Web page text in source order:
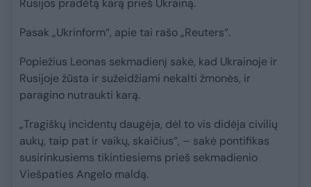
Rusijos pradėtą karą prieš Ukrainą.
Pasak „Ukrinform“, apie tai rašo „Reuters“.
Popiežius Leonas sekmadienį sakė, kad Ukrainoje ir
Rusijoje žūsta ir sužeidžiami nekalti žmonės, ir
paragino nutraukti karą.
„Tragiškų incidentų daugėja, dėl to vis didėja civilių
aukų, taip pat ir vaikų, skaičius“, – sakė pontifikas
susirinkusiems tikintiesiems prieš sekmadienio
Viešpaties Angelo maldą.